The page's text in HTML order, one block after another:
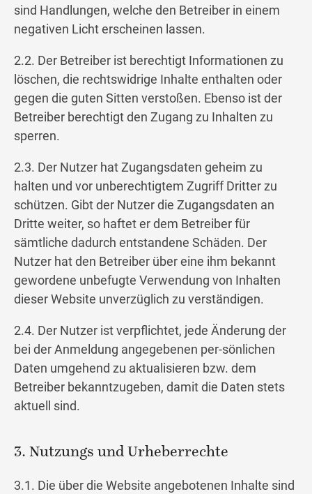
sind Handlungen, welche den Betreiber in einem
negativen Licht erscheinen lassen.
2.2. Der Betreiber ist berechtigt Informationen zu
löschen, die rechtswidrige Inhalte enthalten oder
gegen die guten Sitten verstoßen. Ebenso ist der
Betreiber berechtigt den Zugang zu Inhalten zu
sperren.
2.3. Der Nutzer hat Zugangsdaten geheim zu
halten und vor unberechtigtem Zugriff Dritter zu
schützen. Gibt der Nutzer die Zugangsdaten an
Dritte weiter, so haftet er dem Betreiber für
sämtliche dadurch entstandene Schäden. Der
Nutzer hat den Betreiber über eine ihm bekannt
gewordene unbefugte Verwendung von Inhalten
dieser Website unverzüglich zu verständigen.
2.4. Der Nutzer ist verpflichtet, jede Änderung der
bei der Anmeldung angegebenen per-sönlichen
Daten umgehend zu aktualisieren bzw. dem
Betreiber bekanntzugeben, damit die Daten stets
aktuell sind.
3. Nutzungs und Urheberrechte
3.1. Die über die Website angebotenen Inhalte sind